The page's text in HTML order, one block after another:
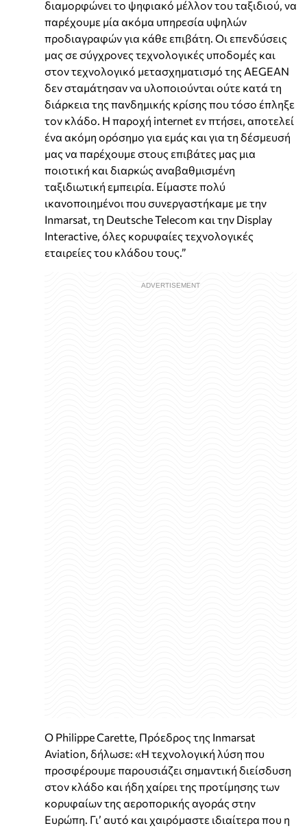
διαμορφώνει το ψηφιακό μέλλον του ταξιδιού, να
παρέχουμε μία ακόμα υπηρεσία υψηλών
προδιαγραφών για κάθε επιβάτη. Οι επενδύσεις
μας σε σύγχρονες τεχνολογικές υποδομές και
στον τεχνολογικό μετασχηματισμό της AEGEAN
δεν σταμάτησαν να υλοποιούνται ούτε κατά τη
διάρκεια της πανδημικής κρίσης που τόσο έπληξε
τον κλάδο. Η παροχή internet εν πτήσει, αποτελεί
ένα ακόμη ορόσημο για εμάς και για τη δέσμευσή
μας να παρέχουμε στους επιβάτες μας μια
ποιοτική και διαρκώς αναβαθμισμένη
ταξιδιωτική εμπειρία. Είμαστε πολύ
ικανοποιημένοι που συνεργαστήκαμε με την
Inmarsat, τη Deutsche Telecom και την Display
Interactive, όλες κορυφαίες τεχνολογικές
εταιρείες του κλάδου τους.”
Ο Philippe Carette, Πρόεδρος της Inmarsat
Aviation, δήλωσε: «Η τεχνολογική λύση που
προσφέρουμε παρουσιάζει σημαντική διείσδυση
στον κλάδο και ήδη χαίρει της προτίμησης των
κορυφαίων της αεροπορικής αγοράς στην
Ευρώπη. Γι’ αυτό και χαιρόμαστε ιδιαίτερα που η